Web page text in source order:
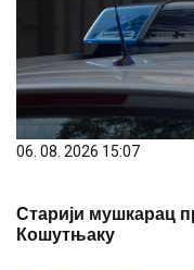
06. 08. 2026 15:07
Старији мушкарац
Кошутњаку